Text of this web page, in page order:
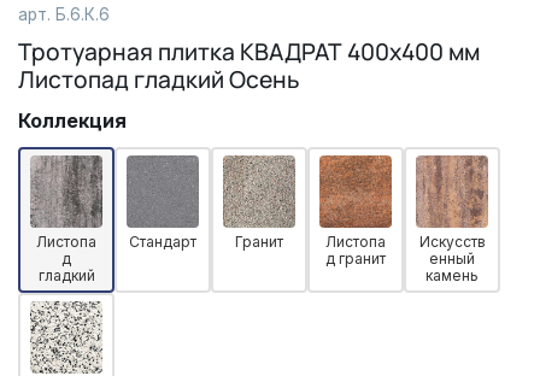
арт. Б.6.К.6
Тротуарная плитка КВАДРАТ 400х400 мм
Листопад гладкий Осень
Коллекция
Листопа
д
гладкий
Стандарт Гранит
Листопа
д гранит
Искусств
енный
камень